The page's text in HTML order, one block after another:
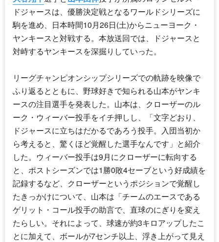
ドジャースは、優勝決定戦となるワールドシリーズに
駒を進め、日本時間10月26日(土)からニューヨーク・
ヤンキースと対戦する。本放送回では、ドジャースと
対峙するヤンキースを深掘りしていった。
リーグチャンピオンシップシリーズでの軌跡を映像で
ふり返るとともに、野球好きで知られる山本がヤンキ
ースの注目選手を発表した。山本は、クローザーのル
ーク・ウィーバー投手をイチ押しし、「文字どおり、
ドジャースに立ちはだかるであろう投手。入団当初か
ら考えると、驚くほど覚醒した選手なんです」と紹介
した。ウィーバー投手は9月にクローザーに転向する
と、ポストシーズンでは1勝0敗4セーブという好成績を
記録するなど、クローザーというポジションで覚醒し
たきっかけについて、山本は「チームのエースである
ゲリット・コール投手の助言で、直球のにぎりを変え
たらしい。それによって、球速が約3キロアップしたこ
とに加えて、ボールが7センチ以上、浮き上がって見え